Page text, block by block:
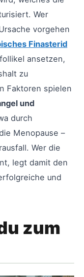
Wer
vorgehen
Finasterid
ansetzen,
zu
Faktoren spielen
und
durch
Menopause –
Wer die
legt damit den
und
zum